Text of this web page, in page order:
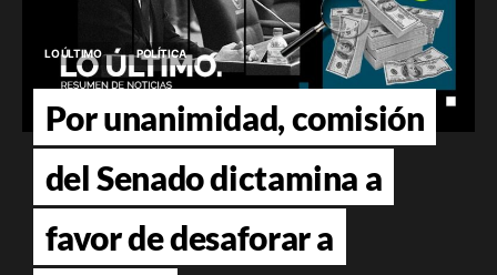
LO ÚLTIMO POLÍTICA
Por unanimidad, comisión
del Senado dictamina a
favor de desaforar a